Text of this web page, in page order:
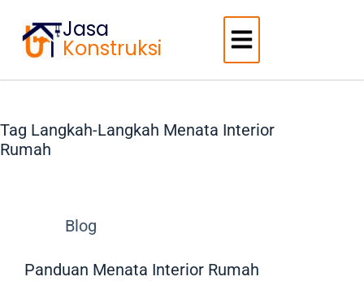
Jasa
Konstruksi
Tag Langkah-Langkah Menata Interior
Rumah
Blog
Panduan Menata Interior Rumah